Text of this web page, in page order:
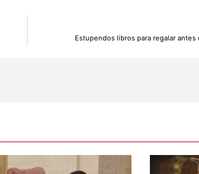
Estupendos libros para regalar antes